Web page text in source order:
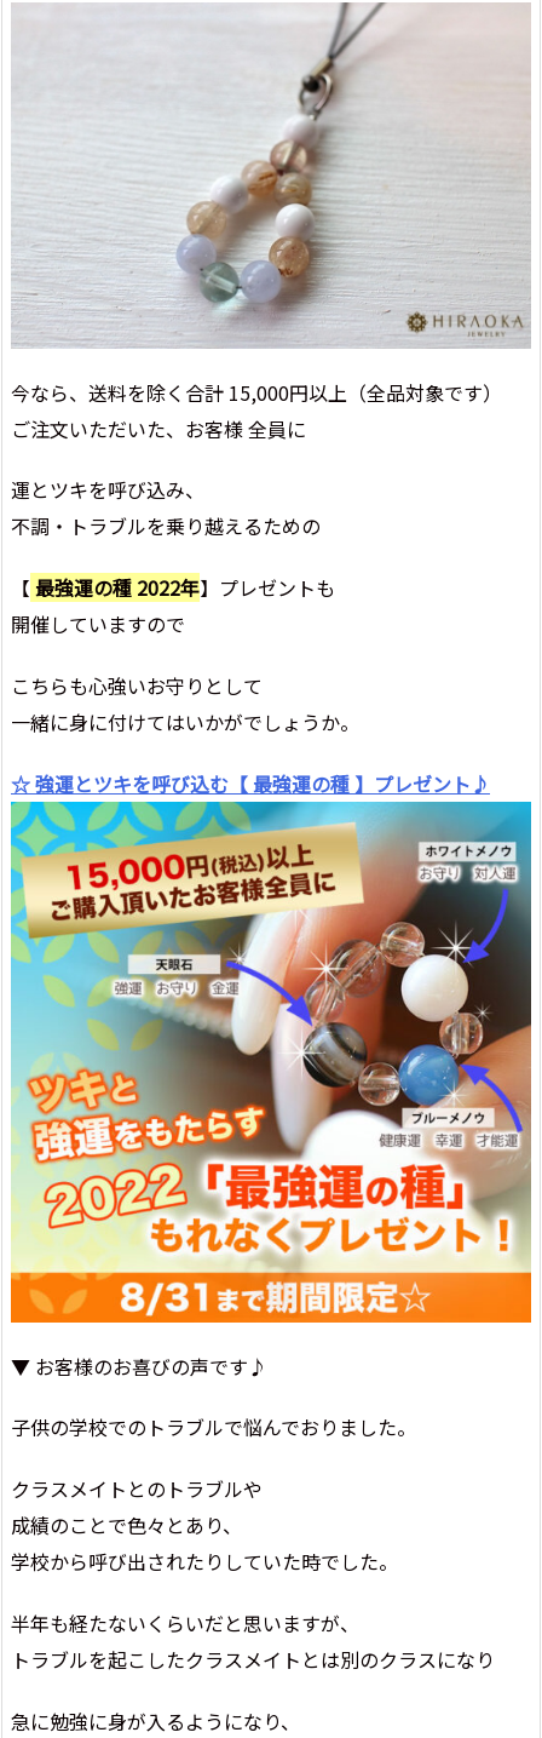
今なら、送料を除く合計 15,000円以上（全品対象です）
ご注文いただいた、お客様 全員に
運とツキを呼び込み、
不調・トラブルを乗り越えるための
【 最強運の種 2022年】プレゼントも
開催していますので
こちらも心強いお守りとして
一緒に身に付けてはいかがでしょうか。
☆ 強運とツキを呼び込む【 最強運の種 】プレゼント♪
▼ お客様のお喜びの声です♪
子供の学校でのトラブルで悩んでおりました。
クラスメイトとのトラブルや
成績のことで色々とあり、
学校から呼び出されたりしていた時でした。
半年も経たないくらいだと思いますが、
トラブルを起こしたクラスメイトとは別のクラスになり
急に勉強に身が入るようになり、